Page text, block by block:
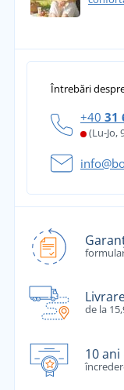
Întrebări
+40 31
(Lu-Jo,
de la
10